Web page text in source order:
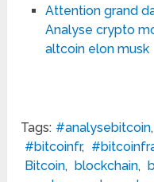
Attention grand
Analyse crypto
altcoin elon musk
Tags: #analysebitcoin,
#bitcoinfr,
Bitcoin, blockchain,